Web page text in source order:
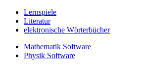
Lernspiele
Literatur
elektronische Wörterbücher
Mathematik Software
Physik Software